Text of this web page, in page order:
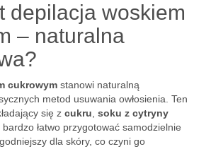
depilacja woskiem
– naturalna
cukrowym stanowi naturalną
metod usuwania owłosienia. Ten
się z cukru soku z cytryny
bardzo łatwo przygotować samodzielnie
dla skóry, co czyni go